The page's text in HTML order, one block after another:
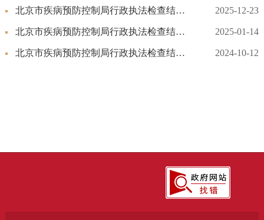
北京市疾病预防控制局行政执法检查结果公示（2025年第三季度） 2025-12-23
北京市疾病预防控制局行政执法检查结果公示（2024年第四季度） 2025-01-14
北京市疾病预防控制局行政执法检查结果公示（2024年第三季度） 2024-10-12